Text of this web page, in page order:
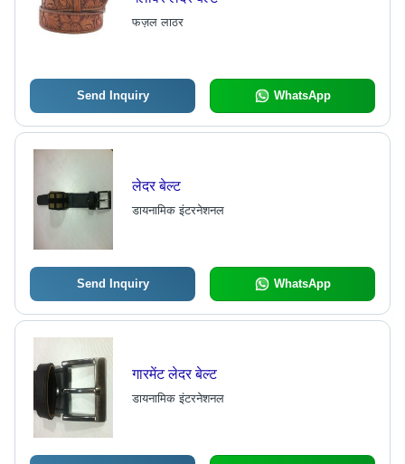
फज़ल लाठर
Send Inquiry WhatsApp
लेदर बेल्ट
डायनामिक इंटरनेशनल
Send Inquiry WhatsApp
गारमेंट लेदर बेल्ट
डायनामिक इंटरनेशनल